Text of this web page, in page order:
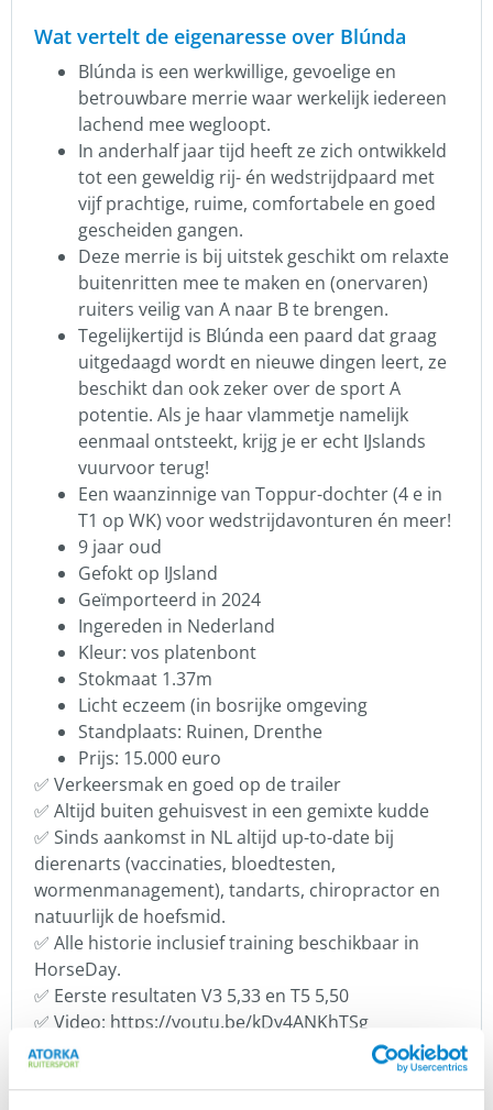
Wat vertelt de eigenaresse over Blúnda
Blúnda is een werkwillige, gevoelige en
betrouwbare merrie waar werkelijk iedereen
lachend mee wegloopt.
In anderhalf jaar tijd heeft ze zich ontwikkeld
tot een geweldig rij- én wedstrijdpaard met
vijf prachtige, ruime, comfortabele en goed
gescheiden gangen.
Deze merrie is bij uitstek geschikt om relaxte
buitenritten mee te maken en (onervaren)
ruiters veilig van A naar B te brengen.
Tegelijkertijd is Blúnda een paard dat graag
uitgedaagd wordt en nieuwe dingen leert, ze
beschikt dan ook zeker over de sport A
potentie. Als je haar vlammetje namelijk
eenmaal ontsteekt, krijg je er echt IJslands
vuurvoor terug!
Een waanzinnige van Toppur-dochter (4 e in
T1 op WK) voor wedstrijdavonturen én meer!
9 jaar oud
Gefokt op IJsland
Geïmporteerd in 2024
Ingereden in Nederland
Kleur: vos platenbont
Stokmaat 1.37m
Licht eczeem (in bosrijke omgeving
Standplaats: Ruinen, Drenthe
Prijs: 15.000 euro
✅ Verkeersmak en goed op de trailer
✅ Altijd buiten gehuisvest in een gemixte kudde
✅ Sinds aankomst in NL altijd up-to-date bij
dierenarts (vaccinaties, bloedtesten,
wormenmanagement), tandarts, chiropractor en
natuurlijk de hoefsmid.
✅ Alle historie inclusief training beschikbaar in
HorseDay.
✅ Eerste resultaten V3 5,33 en T5 5,50
✅ Video: https://youtu.be/kDy4ANKhTSg
Voor meer informatie